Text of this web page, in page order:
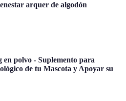
arquer de algodón
polvo - Suplemento para
de tu Mascota y Apoyar su